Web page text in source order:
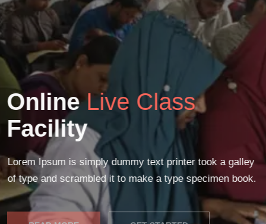
OnlineLive Class
Facility
Lorem Ipsum is simply dummy text printer took a galley
of type and scrambled it to make a type specimen book.
READ MORE GET STARTED